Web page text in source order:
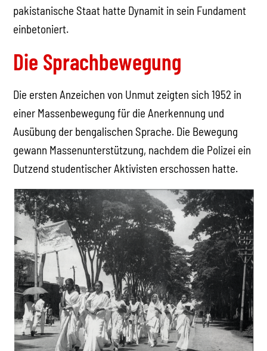
pakistanische Staat hatte Dynamit in sein Fundament
einbetoniert.
Die Sprachbewegung
Die ersten Anzeichen von Unmut zeigten sich 1952 in
einer Massenbewegung für die Anerkennung und
Ausübung der bengalischen Sprache. Die Bewegung
gewann Massenunterstützung, nachdem die Polizei ein
Dutzend studentischer Aktivisten erschossen hatte.